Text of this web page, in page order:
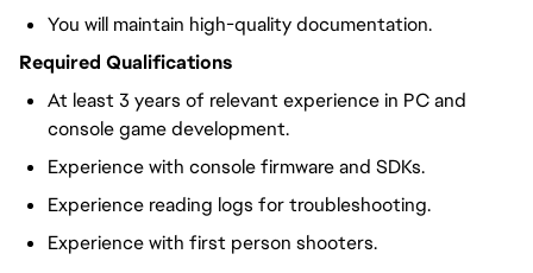
You will maintain high-quality documentation.
Required Qualifications
At least 3 years of relevant experience in PC and
console game development.
Experience with console firmware and SDKs.
Experience reading logs for troubleshooting.
Experience with first person shooters.